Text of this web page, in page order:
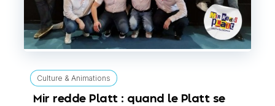
Culture & Animations
Mir redde Platt : quand le Platt se